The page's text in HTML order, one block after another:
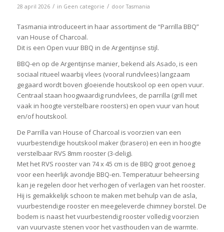
28 april 2026 / in Geen categorie / doorTasmania
Tasmania introduceert in haar assortiment de “Parrilla BBQ”
van House of Charcoal.
Dit is een Open vuur BBQ in de Argentijnse stijl.
BBQ-en op de Argentijnse manier, bekend als Asado, is een
sociaal ritueel waarbij vlees (vooral rundvlees) langzaam
gegaard wordt boven gloeiende houtskool op een open vuur.
Centraal staan hoogwaardig rundvlees, de parrilla (grill met
vaak in hoogte verstelbare roosters) en open vuur van hout
en/of houtskool.
De Parrilla van House of Charcoal is voorzien van een
vuurbestendige houtskool maker (brasero) en een in hoogte
verstelbaar RVS 8mm rooster (3-delig).
Met het RVS rooster van 74 x 45 cm is de BBQ groot genoeg
voor een heerlijk avondje BBQ-en. Temperatuur beheersing
kan je regelen door het verhogen of verlagen van het rooster.
Hij is gemakkelijk schoon te maken met behulp van de asla,
vuurbestendige rooster en meegeleverde chimney borstel. De
bodem is naast het vuurbestendig rooster volledig voorzien
van vuurvaste stenen voor het vasthouden van de warmte.